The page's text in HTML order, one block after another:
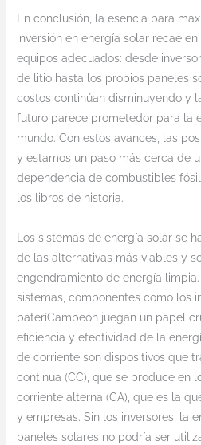
En conclusión, la esencia para
inversión en energía solar recae
equipos adecuados: desde
de litio hasta los propios paneles
costos continúan disminuyendo y
futuro parece prometedor para la
mundo. Con estos avances, las
y estamos un paso más cerca de
dependencia de combustibles
los libros de historia.
Los sistemas de energía solar se
de las alternativas más viables y
engendramiento de energía
sistemas, componentes como los
bateríCampeón juegan un papel
eficiencia y efectividad de la
de corriente son dispositivos que
continua (CC), que se produce en
corriente alterna (CA), que es la
y empresas. Sin los inversores, la
paneles solares no podría ser